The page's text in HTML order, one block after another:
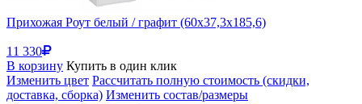
Прихожая Роут белый / графит (60x37,3x185,6)
11 330
В корзину Купить в один клик
Изменить цвет Рассчитать полную стоимость (скидки,
доставка, сборка) Изменить состав/размеры